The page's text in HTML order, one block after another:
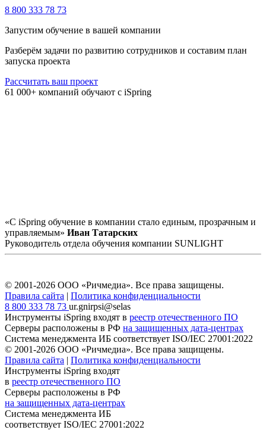
8 800 333 78 73
Запустим обучение в вашей компании
Разберём задачи по развитию сотрудников и составим план
запуска проекта
Рассчитать ваш проект
61 000+ компаний обучают с iSpring
«С iSpring обучение в компании стало единым, прозрачным и
управляемым» Иван Татарских
Руководитель отдела обучения компании SUNLIGHT
© 2001-2026 ООО «Ричмедиа». Все права защищены.
Правила сайта | Политика конфиденциальности
8 800 333 78 73 ur.gnirpsi@selas
Инструменты iSpring входят в реестр отечественного ПО
Серверы расположены в РФ на защищенных дата-центрах
Система менеджмента ИБ соответствует ISO/IEC 27001:2022
© 2001-2026 ООО «Ричмедиа». Все права защищены.
Правила сайта | Политика конфиденциальности
Инструменты iSpring входят
в реестр отечественного ПО
Серверы расположены в РФ
на защищенных дата-центрах
Система менеджмента ИБ
соответствует ISO/IEC 27001:2022